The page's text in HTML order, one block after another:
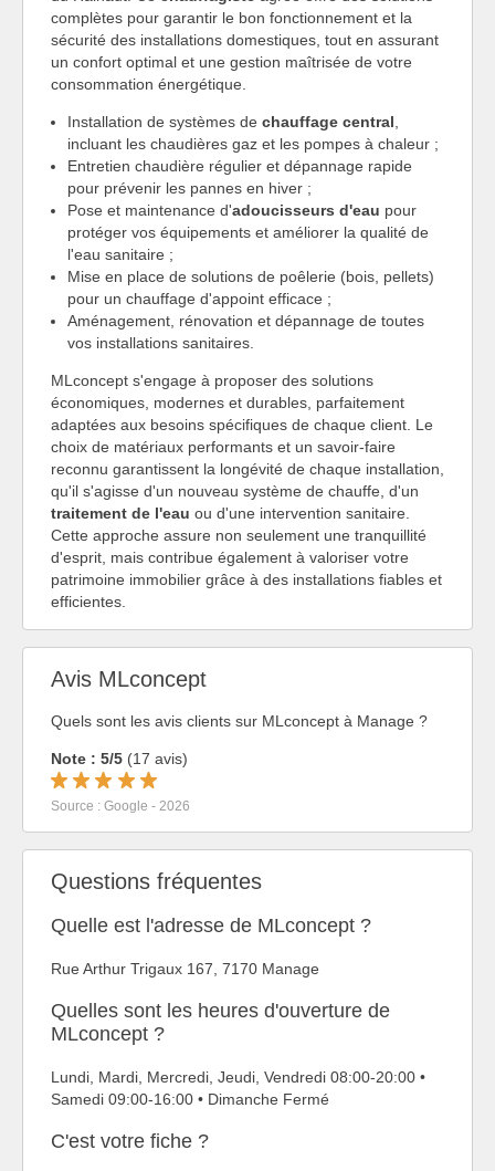
complètes pour garantir le bon fonctionnement et la
sécurité des installations domestiques, tout en assurant
un confort optimal et une gestion maîtrisée de votre
consommation énergétique.
Installation de systèmes de chauffage central
incluant les chaudières gaz et les pompes à chaleur ;
Entretien chaudière régulier et dépannage rapide
pour prévenir les pannes en hiver ;
Pose et maintenance d'adoucisseurs d'eau pour
protéger vos équipements et améliorer la qualité de
l'eau sanitaire ;
Mise en place de solutions de poêlerie (bois, pellets)
pour un chauffage d'appoint efficace ;
Aménagement, rénovation et dépannage de toutes
vos installations sanitaires.
MLconcept s'engage à proposer des solutions
économiques, modernes et durables, parfaitement
adaptées aux besoins spécifiques de chaque client. Le
choix de matériaux performants et un savoir-faire
reconnu garantissent la longévité de chaque installation,
qu'il s'agisse d'un nouveau système de chauffe, d'un
traitement de l'eau ou d'une intervention sanitaire.
Cette approche assure non seulement une tranquillité
d'esprit, mais contribue également à valoriser votre
patrimoine immobilier grâce à des installations fiables et
efficientes.
Avis MLconcept
Quels sont les avis clients sur MLconcept à Manage ?
Note : 5/5 (17 avis)
Source : Google - 2026
Questions fréquentes
Quelle est l'adresse de MLconcept ?
Rue Arthur Trigaux 167, 7170 Manage
Quelles sont les heures d'ouverture de
MLconcept ?
Lundi, Mardi, Mercredi, Jeudi, Vendredi 08:00-20:00 •
Samedi 09:00-16:00 • Dimanche Fermé
C'est votre fiche ?